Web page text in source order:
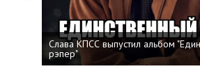
Слава КПСС выпустил альбом
рэпер"